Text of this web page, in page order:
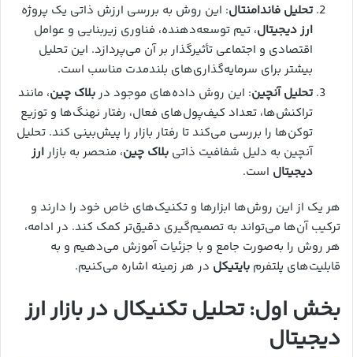
تحلیل فاندامنتال: این روش به بررسی ارزش ذاتی یک پروژه
ارز دیجیتال، تیم توسعه‌دهنده، فناوری زیربنایی و عوامل
اقتصادی و اجتماعی تأثیرگذار بر آن می‌پردازد. این تحلیل
بیشتر برای سرمایه‌گذاری‌های بلندمدت مناسب است.
تحلیل آنچین: این روش داده‌های موجود دربلاک چین، مانند
تراکنش‌ها، تعداد کیف‌پول‌های فعال، رفتار نهنگ‌ها و توزیع
توکن‌ها را بررسی می‌کند تا رفتار بازار را پیش‌بینی کند. تحلیل
آنچین به دلیل شفافیت ذاتی بلاک چین، منحصر به بازارارز
دیجیتال است.
هر یک از این روش‌ها ابزارها و تکنیک‌های خاص خود را دارند و
ترکیب آن‌ها می‌تواند به تصمیم‌گیری دقیق‌تر کمک کند. در ادامه،
هر روش را به‌صورت جامع و با جزئیات آموزش می‌دهیم و به
قابلیت‌های پلتفرم بایتیکل در هر زمینه اشاره می‌کنیم.
بخش اول: تحلیل تکنیکال در بازار ارز
دیجیتال